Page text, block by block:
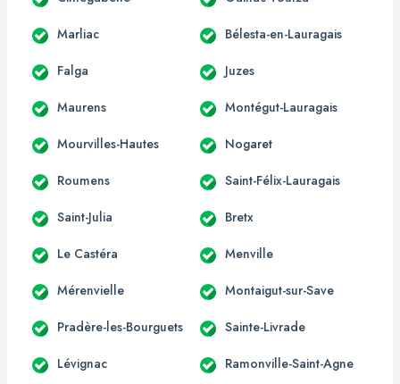
Marliac Bélesta-en-Lauragais
Falga Juzes
Maurens Montégut-Lauragais
Mourvilles-Hautes Nogaret
Roumens Saint-Félix-Lauragais
Saint-Julia Bretx
Le Castéra Menville
Mérenvielle Montaigut-sur-Save
Pradère-les-Bourguets Sainte-Livrade
Lévignac Ramonville-Saint-Agne